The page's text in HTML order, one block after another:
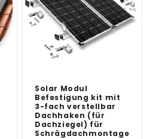
Solar Modul
Befestigung kit mit
3-fach verstellbar
Dachhaken (für
Dachziegel) für
Schrägdachmontage